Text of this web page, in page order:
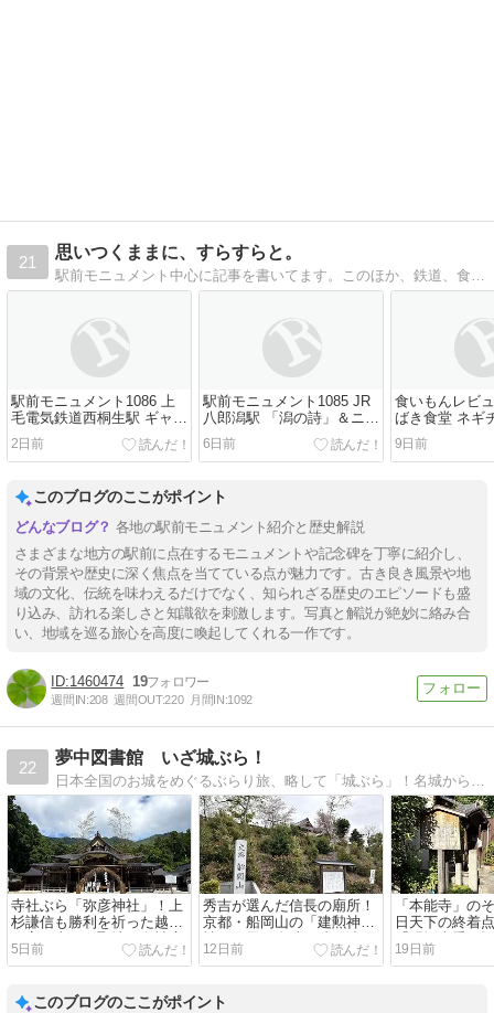
21
思いつくままに、すらすらと。
駅前モニュメント1086 上
毛電気鉄道西桐生駅 ギャン
ブレル屋根の白ポスト
2日前
駅前モニュメント1085 JR
八郎潟駅 「潟の詩」＆ニャ
ンパチ像 他
6日前
食いもんレビ
ばき食堂 ネギ
9日前
このブログのここがポイント
各地の駅前モニュメント紹介と歴史解説
さまざまな地方の駅前に点在するモニュメントや記念碑を丁寧に紹介し、
その背景や歴史に深く焦点を当てている点が魅力です。古き良き風景や地
域の文化、伝統を味わえるだけでなく、知られざる歴史のエピソードも盛
り込み、訪れる楽しさと知識欲を刺激します。写真と解説が絶妙に絡み合
い、地域を巡る旅心を高度に喚起してくれる一作です。
1460474 19
週間IN:208 週間OUT:220 月間IN:1092
22
夢中図書館 いざ城ぶら！
寺社ぶら「弥彦神社」！上
杉謙信も勝利を祈った越後
一宮。山頂の聖地・御神廟
を巡る歴史旅
5日前
秀吉が選んだ信長の廟所！
京都・船岡山の「建勲神
社」で天下布武の跡を辿る
12日前
「本能寺」の
日天下の終着
「明智光秀の
念と祈り
19日前
このブログのここがポイント